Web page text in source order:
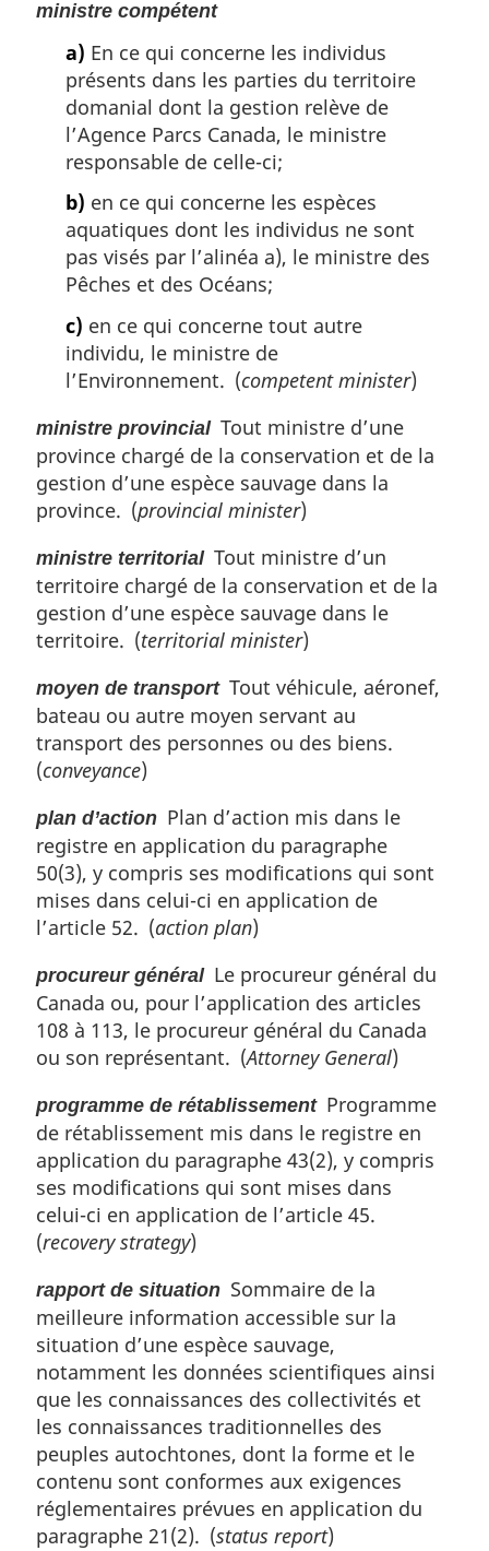
ministre compétent
a) En ce qui concerne les individus
présents dans les parties du territoire
domanial dont la gestion relève de
l’Agence Parcs Canada, le ministre
responsable de celle-ci;
b) en ce qui concerne les espèces
aquatiques dont les individus ne sont
pas visés par l’alinéa a), le ministre des
Pêches et des Océans;
c) en ce qui concerne tout autre
individu, le ministre de
l’Environnement. (competent minister)
ministre provincialTout ministre d’une
province chargé de la conservation et de la
gestion d’une espèce sauvage dans la
province. (provincial minister)
ministre territorialTout ministre d’un
territoire chargé de la conservation et de la
gestion d’une espèce sauvage dans le
territoire. (territorial minister)
moyen de transportTout véhicule, aéronef,
bateau ou autre moyen servant au
transport des personnes ou des biens.
(conveyance)
plan d’action Plan d’action mis dans le
registre en application du paragraphe
50(3), y compris ses modifications qui sont
mises dans celui-ci en application de
l’article 52. (action plan)
procureur généralLe procureur général du
Canada ou, pour l’application des articles
108 à 113, le procureur général du Canada
ou son représentant. (Attorney General)
programme de rétablissementProgramme
de rétablissement mis dans le registre en
application du paragraphe 43(2), y compris
ses modifications qui sont mises dans
celui-ci en application de l’article 45.
(recovery strategy)
rapport de situation Sommaire de la
meilleure information accessible sur la
situation d’une espèce sauvage,
notamment les données scientifiques ainsi
que les connaissances des collectivités et
les connaissances traditionnelles des
peuples autochtones, dont la forme et le
contenu sont conformes aux exigences
réglementaires prévues en application du
paragraphe 21(2). (status report)